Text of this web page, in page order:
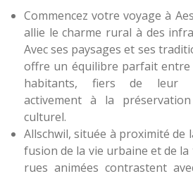
Commencez votre voyage à
allie le charme rural à des
Avec ses paysages et ses
offre un équilibre parfait entre
habitants, fiers de leur
activement à la
culturel.
Allschwil, située à proximité de
fusion de la vie urbaine et de
rues animées contrastent